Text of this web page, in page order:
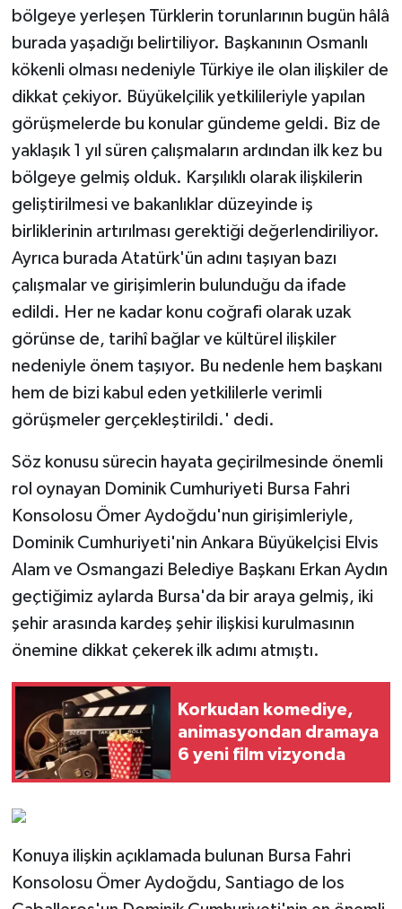
bölgeye yerleşen Türklerin torunlarının bugün hâlâ
burada yaşadığı belirtiliyor. Başkanının Osmanlı
kökenli olması nedeniyle Türkiye ile olan ilişkiler de
dikkat çekiyor. Büyükelçilik yetkilileriyle yapılan
görüşmelerde bu konular gündeme geldi. Biz de
yaklaşık 1 yıl süren çalışmaların ardından ilk kez bu
bölgeye gelmiş olduk. Karşılıklı olarak ilişkilerin
geliştirilmesi ve bakanlıklar düzeyinde iş
birliklerinin artırılması gerektiği değerlendiriliyor.
Ayrıca burada Atatürk'ün adını taşıyan bazı
çalışmalar ve girişimlerin bulunduğu da ifade
edildi. Her ne kadar konu coğrafi olarak uzak
görünse de, tarihî bağlar ve kültürel ilişkiler
nedeniyle önem taşıyor. Bu nedenle hem başkanı
hem de bizi kabul eden yetkililerle verimli
görüşmeler gerçekleştirildi.' dedi.
Söz konusu sürecin hayata geçirilmesinde önemli
rol oynayan Dominik Cumhuriyeti Bursa Fahri
Konsolosu Ömer Aydoğdu'nun girişimleriyle,
Dominik Cumhuriyeti'nin Ankara Büyükelçisi Elvis
Alam ve Osmangazi Belediye Başkanı Erkan Aydın
geçtiğimiz aylarda Bursa'da bir araya gelmiş, iki
şehir arasında kardeş şehir ilişkisi kurulmasının
önemine dikkat çekerek ilk adımı atmıştı.
Korkudan komediye,
animasyondan dramaya
6 yeni film vizyonda
Konuya ilişkin açıklamada bulunan Bursa Fahri
Konsolosu Ömer Aydoğdu, Santiago de los